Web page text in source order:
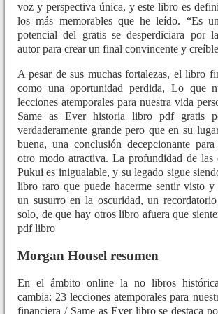
voz y perspectiva única, y este libro es
los más memorables que he leído. “Es
potencial del gratis se desperdiciara por
autor para crear un final convincente y
A pesar de sus muchas fortalezas, el libro
como una oportunidad perdida, Lo que
lecciones atemporales para nuestra vida
Same as Ever historia libro pdf gratis
verdaderamente grande pero que en su
buena, una conclusión decepcionante
otro modo atractiva. La profundidad de las
Pukui es inigualable, y su legado sigue
libro raro que puede hacerme sentir visto y
un susurro en la oscuridad, un
solo, de que hay otros libro afuera que
pdf libro
Morgan Housel resumen
En el ámbito online la no libros
cambia: 23 lecciones atemporales para
financiera / Same as Ever libro se destaca